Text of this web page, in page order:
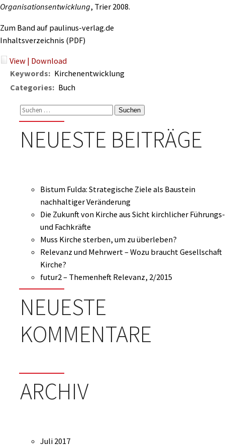
Organisationsentwicklung, Trier 2008.
Zum Band auf paulinus-verlag.de
Inhaltsverzeichnis (PDF)
View | Download
Keywords: Kirchenentwicklung
Categories: Buch
Suchen
nach:
NEUESTE BEITRÄGE
Bistum Fulda: Strategische Ziele als Baustein
nachhaltiger Veränderung
Die Zukunft von Kirche aus Sicht kirchlicher Führungs-
und Fachkräfte
Muss Kirche sterben, um zu überleben?
Relevanz und Mehrwert – Wozu braucht Gesellschaft
Kirche?
futur2 – Themenheft Relevanz, 2/2015
NEUESTE
KOMMENTARE
ARCHIV
Juli 2017